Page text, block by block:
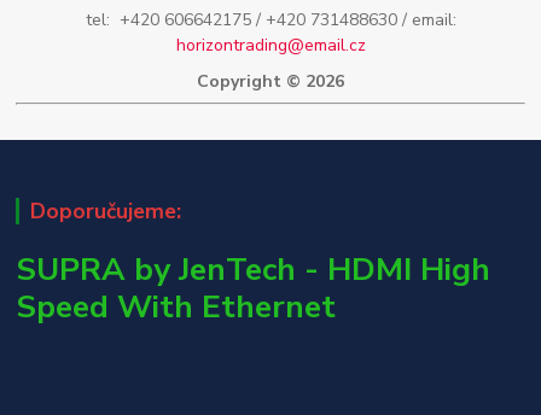
tel: +420 606642175 / +420 731488630 / email:
horizontrading@email.cz
Copyright © 2026
Doporučujeme:
SUPRA by JenTech - HDMI High
Speed With Ethernet